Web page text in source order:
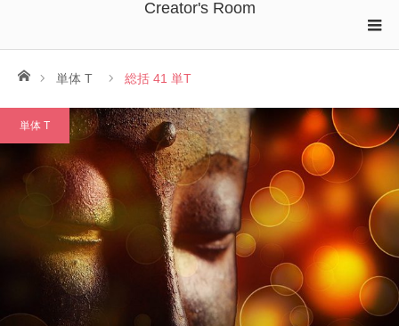
Creator's Room
ホーム単体 T 総括 41 単T
単体 T